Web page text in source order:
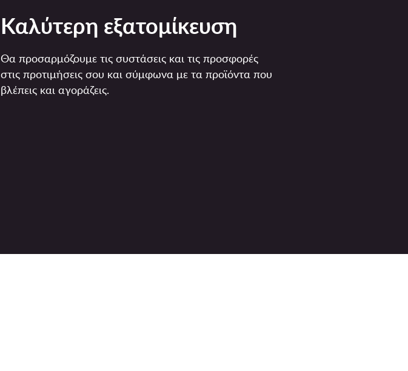
Καλύτερη εξατομίκευση
Θα προσαρμόζουμε τις συστάσεις και τις προσφορές
στις προτιμήσεις σου και σύμφωνα με τα προϊόντα που
βλέπεις και αγοράζεις.